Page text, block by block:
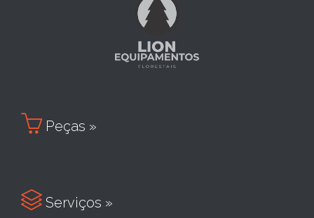
 Peças »
 Serviços »